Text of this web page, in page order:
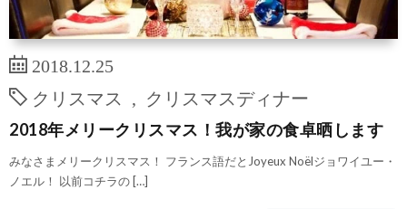
2018.12.25
クリスマス
クリスマスディナー
2018年メリークリスマス！我が家の食卓晒します
みなさまメリークリスマス！ フランス語だとJoyeux Noëlジョワイユー・
ノエル！ 以前コチラの […]